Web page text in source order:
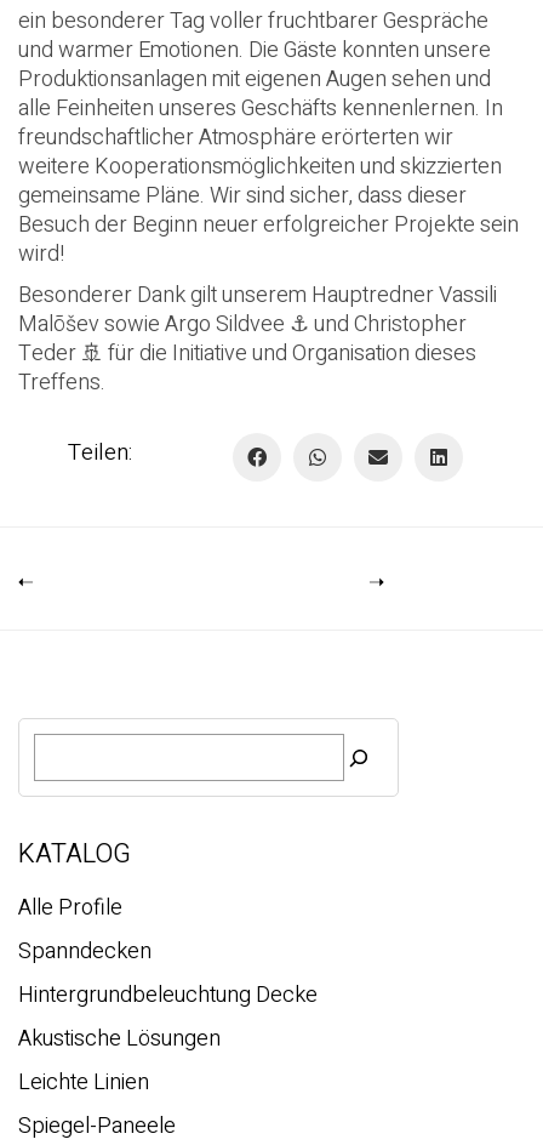
ein besonderer Tag voller fruchtbarer Gespräche
und warmer Emotionen. Die Gäste konnten unsere
Produktionsanlagen mit eigenen Augen sehen und
alle Feinheiten unseres Geschäfts kennenlernen. In
freundschaftlicher Atmosphäre erörterten wir
weitere Kooperationsmöglichkeiten und skizzierten
gemeinsame Pläne. Wir sind sicher, dass dieser
Besuch der Beginn neuer erfolgreicher Projekte sein
wird!
Besonderer Dank gilt unserem Hauptredner Vassili
Malõšev sowie Argo Sildvee ⚓️ und Christopher
Teder 🚢 für die Initiative und Organisation dieses
Treffens.
Teilen:
S
c
e
KATALOG
Alle Profile
Spanndecken
Hintergrundbeleuchtung Decke
Akustische Lösungen
Leichte Linien
Spiegel-Paneele